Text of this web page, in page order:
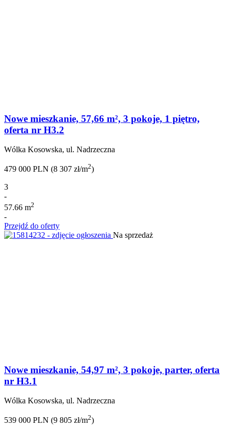
Nowe mieszkanie, 57,66 m², 3 pokoje, 1 piętro,
oferta nr H3.2
Wólka Kosowska, ul. Nadrzeczna
479 000 PLN (8 307 zł/m2)
3
-
57.66 m2
-
Przejdź do oferty
Na sprzedaż
Nowe mieszkanie, 54,97 m², 3 pokoje, parter, oferta
nr H3.1
Wólka Kosowska, ul. Nadrzeczna
539 000 PLN (9 805 zł/m2)